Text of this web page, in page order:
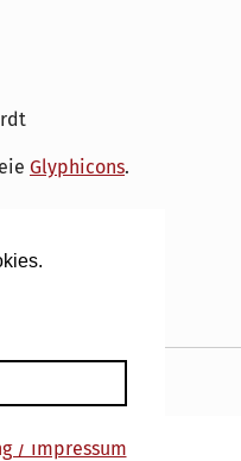
Glyphicons.
/ Impressum